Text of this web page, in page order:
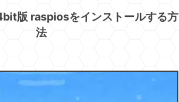
版 raspiosをインストールする方
法